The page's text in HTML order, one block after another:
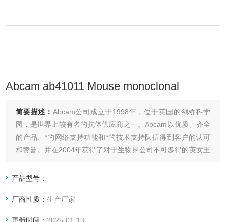
Abcam ab41011 Mouse monoclonal
简要描述： Abcam公司成立于1998年，位于英国的剑桥科学
园，是世界上较有名的抗体供应商之一。Abcam以优质、齐全
的产品、*的网络支持功能和*的技术支持队伍得到客户的认可
和赞誉。并在2004年获得了对于生物界公司不可多得的英女王
Abcam ab41011 Mouse monoclonal
产品型号：
厂商性质：生产厂家